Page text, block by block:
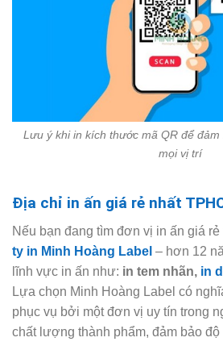
Lưu ý khi in kích thước mã QR để
mọi vị trí
Địa chỉ in ấn giá rẻ nhất
Nếu bạn đang tìm đơn vị in ấn giá
ty in Minh Hoàng Label – hơn 12
lĩnh vực in ấn như: in tem nhãn, in
Lựa chọn Minh Hoàng Label có
phục vụ bởi một đơn vị uy tín trong
chất lượng thành phẩm, đảm bảo độ